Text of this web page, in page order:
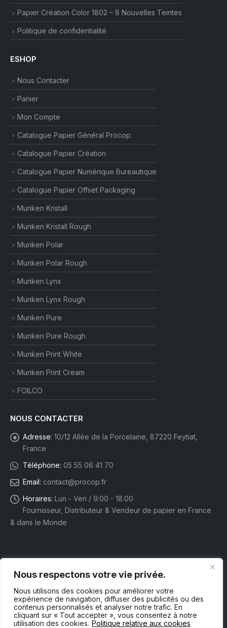
Nous respectons votre vie privée.
Nous utilisons des cookies pour améliorer votre
expérience de navigation, diffuser des publicités ou des
contenus personnalisés et analyser notre trafic. En
cliquant sur « Tout accepter », vous consentez à notre
utilisation des cookies. Politique relative aux cookies
Papier Création Color 1802 – 8 Nouvelles Teintes
Politique de confidentialité
ESHOP
Nous Contacter
Panier
Mon Compte
Catalogue Papier Général Procop
Catalogue Papier Création
Catalogue Papier Numérique Bureautique
Catalogue Papier Offset Packaging
Munken Kristall
Munken Kristall Rough
Munken Polar
Munken Polar Rough
Munken Lynx
Munken Lynx Rough
Munken Pure
Munken Pure Rough
Munken Print White
Munken Print Cream
FOILCO
NOUS CONTACTER
Adresse: 10/12 Allée de la Porcelaine, 87220 Feytiat,
France
Téléphone: 05 55 06 41 70
Email: contact@procop.fr
Horaires: Lun - Ven / 9:00 - 18:00
Fournisseur, Distributeur & Vendeur de papier en France
& dans le Monde